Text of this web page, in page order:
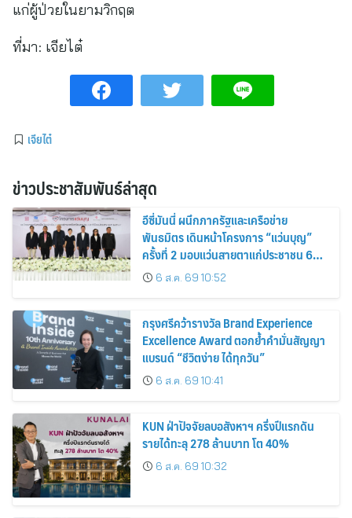
แก่ผู้ป่วยในยามวิกฤต
ที่มา: เจียไต๋
เจียไต๋
ข่าวประชาสัมพันธ์ล่าสุด
อีซี่มันนี่ ผนึกภาครัฐและเครือข่าย
พันธมิตร เดินหน้าโครงการ “แว่นบุญ”
ครั้งที่ 2 มอบแว่นสายตาแก่ประชาชน 600
คน ขยายโอกาสการมองเห็นสู่ชุมชนไทย
6 ส.ค. 69 10:52
กรุงศรีคว้ารางวัล Brand Experience
Excellence Award ตอกย้ำคำมั่นสัญญา
แบรนด์ “ชีวิตง่าย ได้ทุกวัน”
6 ส.ค. 69 10:41
KUN ฝ่าปัจจัยลบอสังหาฯ ครึ่งปีแรกดัน
รายได้ทะลุ 278 ล้านบาท โต 40%
6 ส.ค. 69 10:32